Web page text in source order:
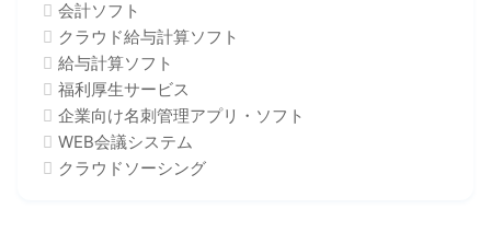
会計ソフト
クラウド給与計算ソフト
給与計算ソフト
福利厚生サービス
企業向け名刺管理アプリ・ソフト
WEB会議システム
クラウドソーシング